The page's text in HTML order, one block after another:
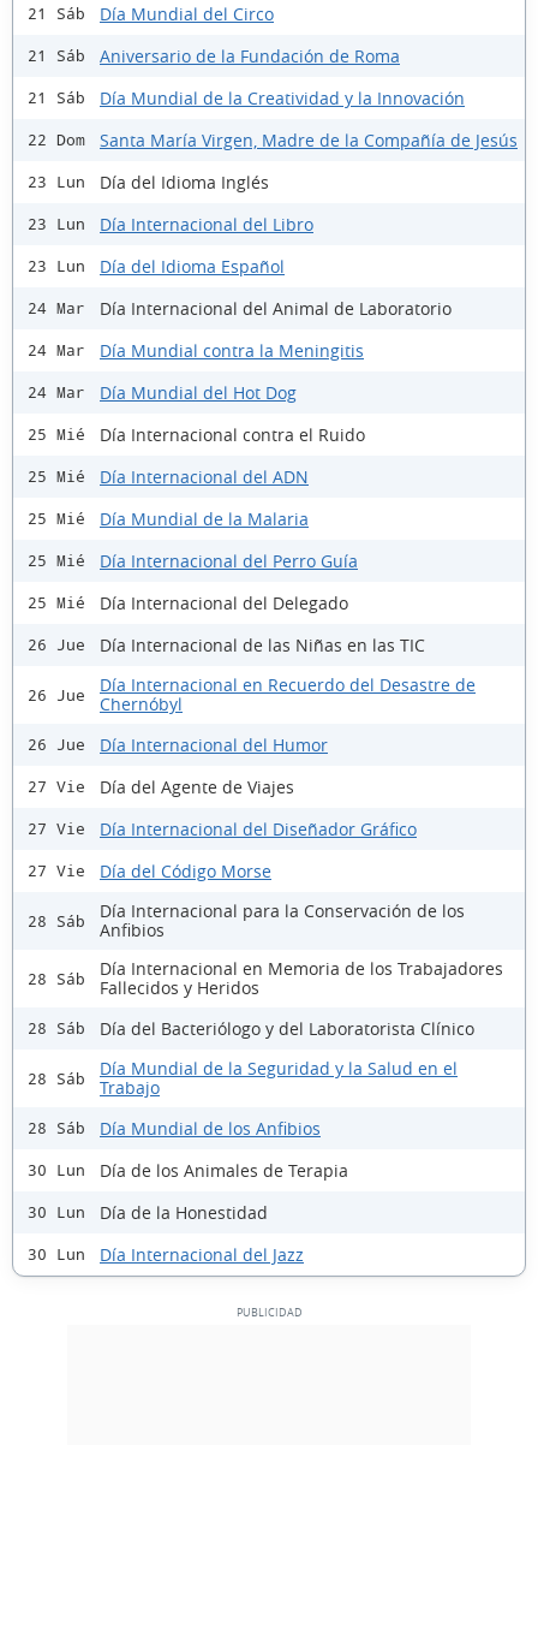
21 Sáb Día Mundial del Circo
21 Sáb Aniversario de la Fundación de Roma
21 Sáb Día Mundial de la Creatividad y la Innovación
22 Dom Santa María Virgen, Madre de la Compañía de Jesús
23 Lun Día del Idioma Inglés
23 Lun Día Internacional del Libro
23 Lun Día del Idioma Español
24 Mar Día Internacional del Animal de Laboratorio
24 Mar Día Mundial contra la Meningitis
24 Mar Día Mundial del Hot Dog
25 Mié Día Internacional contra el Ruido
25 Mié Día Internacional del ADN
25 Mié Día Mundial de la Malaria
25 Mié Día Internacional del Perro Guía
25 Mié Día Internacional del Delegado
26 Jue Día Internacional de las Niñas en las TIC
26 Jue
Día Internacional en Recuerdo del Desastre de
Chernóbyl
26 Jue Día Internacional del Humor
27 Vie Día del Agente de Viajes
27 Vie Día Internacional del Diseñador Gráfico
27 Vie Día del Código Morse
28 Sáb
Día Internacional para la Conservación de los
Anfibios
28 Sáb
Día Internacional en Memoria de los Trabajadores
Fallecidos y Heridos
28 Sáb Día del Bacteriólogo y del Laboratorista Clínico
28 Sáb
Día Mundial de la Seguridad y la Salud en el
Trabajo
28 Sáb Día Mundial de los Anfibios
30 Lun Día de los Animales de Terapia
30 Lun Día de la Honestidad
30 Lun Día Internacional del Jazz